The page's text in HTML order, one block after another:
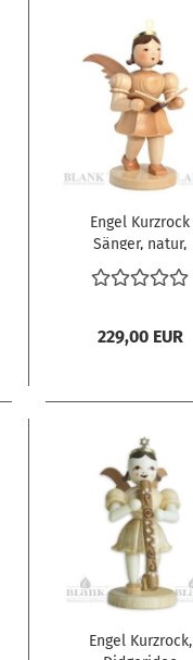
Engel Kurzrock
Sänger, natur,
mittelgroß
229,00 EUR
Engel Kurzrock,